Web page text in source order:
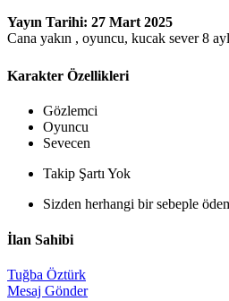
Yayın Tarihi: 27 Mart 2025
Cana yakın , oyuncu, kucak sever 8
Karakter Özellikleri
Gözlemci
Oyuncu
Sevecen
Takip Şartı Yok
Sizden herhangi bir sebeple
İlan Sahibi
Tuğba Öztürk
Mesaj Gönder